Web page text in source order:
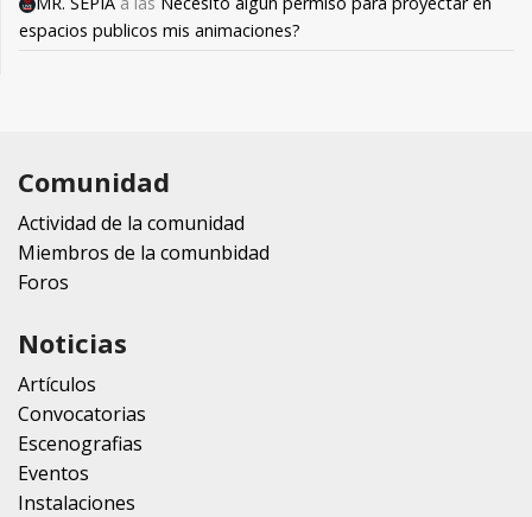
espacios publicos mis animaciones?
Comunidad
Actividad de la comunidad
Miembros de la comunbidad
Foros
Noticias
Artículos
Convocatorias
Escenografias
Eventos
Instalaciones